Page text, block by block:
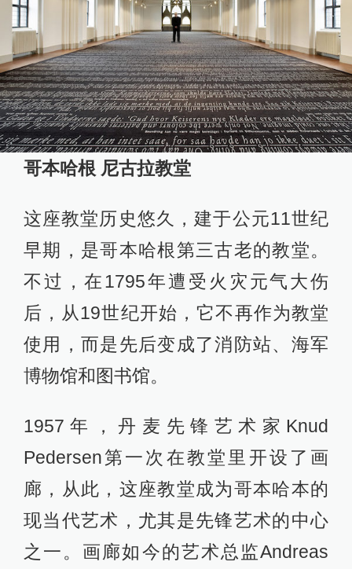
哥本哈根 尼古拉教堂
这座教堂历史悠久，建于公元11世纪
早期，是哥本哈根第三古老的教堂。
不过，在1795年遭受火灾元气大伤
后，从19世纪开始，它不再作为教堂
使用，而是先后变成了消防站、海军
博物馆和图书馆。
1957年，丹麦先锋艺术家Knud
Pedersen第一次在教堂里开设了画
廊，从此，这座教堂成为哥本哈本的
现当代艺术，尤其是先锋艺术的中心
之一。画廊如今的艺术总监Andreas